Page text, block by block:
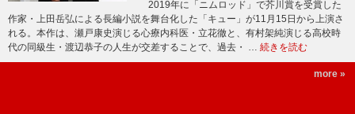
2019年に「ニムロッド」で芥川賞を受賞した
作家・上田岳弘による長編小説を舞台化した「キュー」が11月15日から上演さ
れる。本作は、瀬戸康史演じる心療内科医・立花徹と、有村架純演じる高校時
代の同級生・渡辺恭子の人生が交差することで、過去・ … 続きを読む
more »